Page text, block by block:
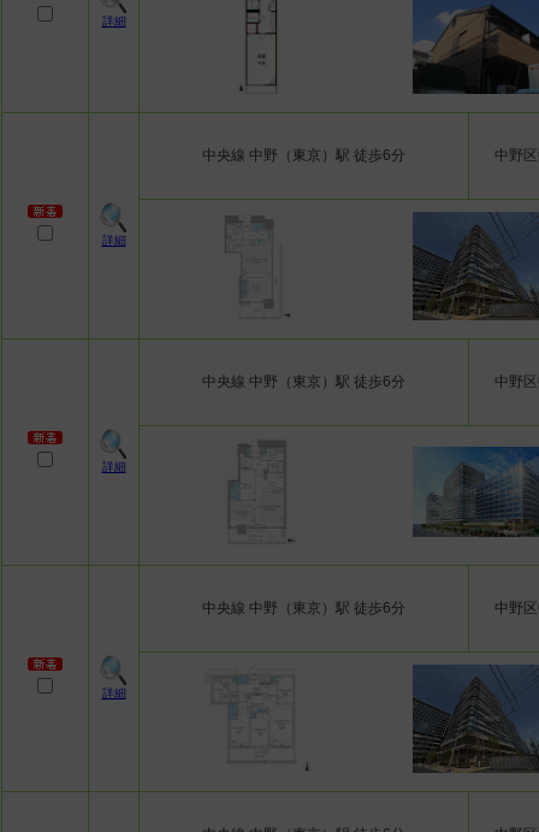
詳細
詳細
中央線 中野（東京）駅 徒歩6分 中野
詳細
中央線 中野（東京）駅 徒歩6分 中野
詳細
中央線 中野（東京）駅 徒歩6分 中野